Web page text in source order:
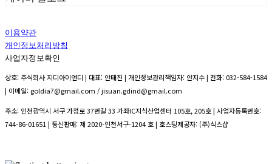
이용약관
개인정보처리방침
사업자정보확인
상호: 주식회사 지디아이앤디 | 대표: 안태진 | 개인정보관리책임자: 안지수 | 전화: 032-584-1584
| 이메일: goldia7@gmail.com / jisuan.gdind@gmail.com
주소: 인천광역시 서구 가정로 37번길 33 가좌IC지식산업센터 105호, 205호 | 사업자등록번호:
744-86-01651 | 통신판매:제 2020-인천서구-1204 호| 호스팅제공자: (주)식스샵